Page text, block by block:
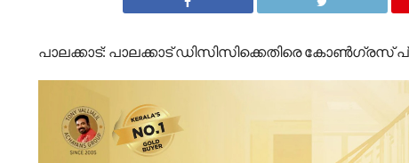
പാലക്കാട്: പാലക്കാട് ഡിസിസിക്കെതിരെ